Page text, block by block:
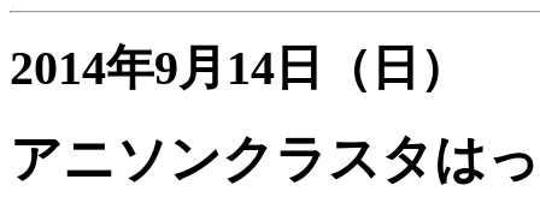
2014年9月14日（日）
アニソンクラスタは